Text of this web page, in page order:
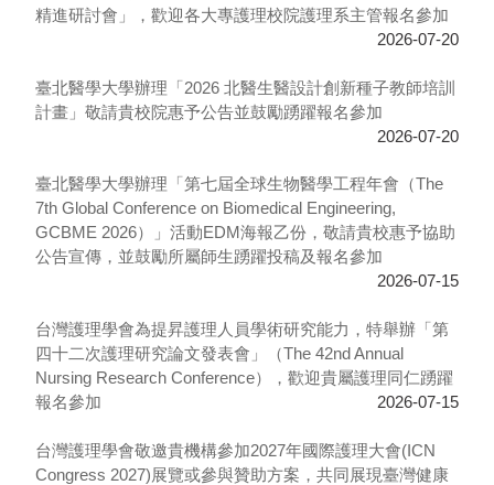
精進研討會」，歡迎各大專護理校院護理系主管報名參加
2026-07-20
臺北醫學大學辦理「2026 北醫生醫設計創新種子教師培訓
計畫」敬請貴校院惠予公告並鼓勵踴躍報名參加
2026-07-20
臺北醫學大學辦理「第七屆全球生物醫學工程年會（The
7th Global Conference on Biomedical Engineering,
GCBME 2026）」活動EDM海報乙份，敬請貴校惠予協助
公告宣傳，並鼓勵所屬師生踴躍投稿及報名參加
2026-07-15
台灣護理學會為提昇護理人員學術研究能力，特舉辦「第
四十二次護理研究論文發表會」（The 42nd Annual
Nursing Research Conference），歡迎貴屬護理同仁踴躍
報名參加
2026-07-15
台灣護理學會敬邀貴機構參加2027年國際護理大會(ICN
Congress 2027)展覽或參與贊助方案，共同展現臺灣健康